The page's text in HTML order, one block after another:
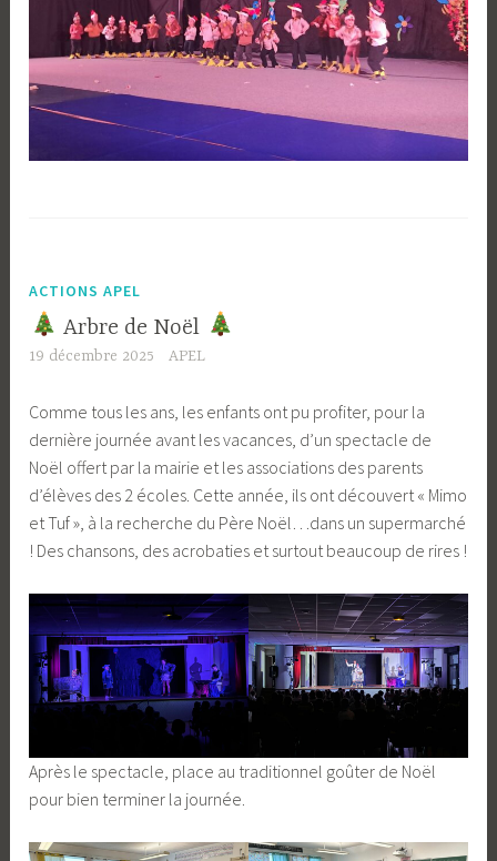
ACTIONS APEL
Arbre de Noël
19 décembre 2025 APEL
Comme tous les ans, les enfants ont pu profiter, pour la
dernière journée avant les vacances, d’un spectacle de
Noël offert par la mairie et les associations des parents
d’élèves des 2 écoles. Cette année, ils ont découvert « Mimo
et Tuf », à la recherche du Père Noël…dans un supermarché
! Des chansons, des acrobaties et surtout beaucoup de rires !
Après le spectacle, place au traditionnel goûter de Noël
pour bien terminer la journée.